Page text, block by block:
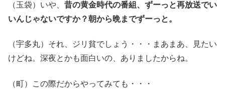
（玉袋）いや、 昔の黄金時代の番組、ずーっと再放送でい
いんじゃないですか？朝から晩までずーっと。
（宇多丸）それ、ジリ貧でしょう・・・まあまあ、見たい
けどね。深夜とかも面白いの、ありましたからね。
（町）この際だからやってみても・・・